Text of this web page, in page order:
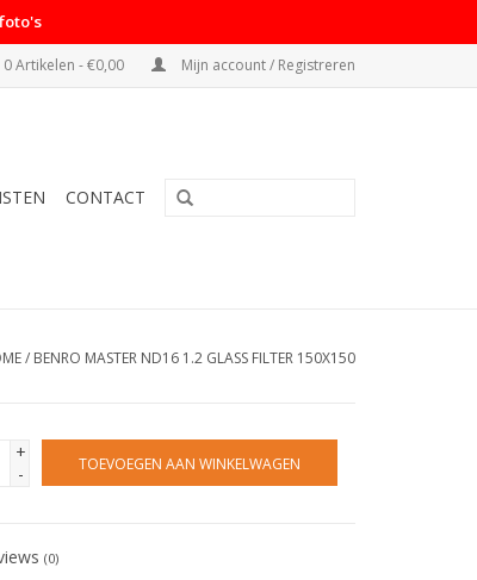
0 Artikelen - €0,00 Mijn account / Registreren
CONTACT
/ BENRO MASTER ND16 1.2 GLASS FILTER 150X150
+
-
TOEVOEGEN AAN WINKELWAGEN
(0)